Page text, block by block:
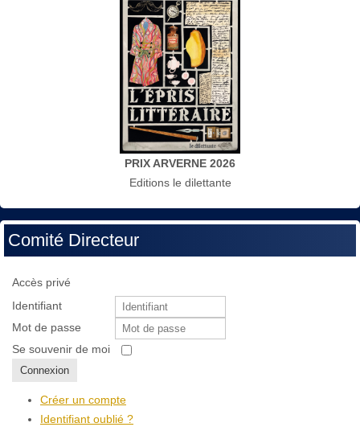
PRIX ARVERNE 2026
Editions le dilettante
Comité Directeur
Accès privé
Identifiant
Mot de passe
Se souvenir de moi
Connexion
Créer un compte
Identifiant oublié ?